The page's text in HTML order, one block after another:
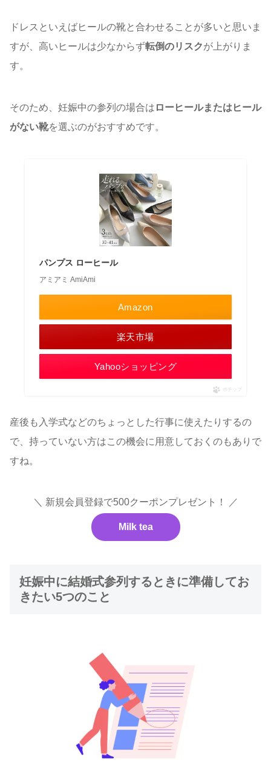
ドレスといえばヒールの靴と合わせることが多いと思いま
すが、高いヒールは少なからず転倒のリスクが上がりま
す。
そのため、妊娠中の参列の場合は ローヒールまたはヒール
がない靴を選ぶのがおすすめです。
パンプス ローヒール
アミアミ AmiAmi
Amazon
楽天市場
Yahooショッピング
ポチップ
産後も入学式などのちょっとした行事に使えたりするの
で、持っていない方はこの機会に用意しておくのもありで
すね。
＼ 新規会員登録で500クーポンプレゼント！ ／
Milk tea
妊娠中に結婚式参列するときに準備してお
きたい5つのこと